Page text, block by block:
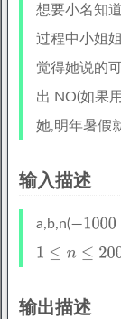
想要小名知
过程中小姐
觉得她说的
出 NO(如果
她,明年暑假
输入描述
a,b,n(
输出描述